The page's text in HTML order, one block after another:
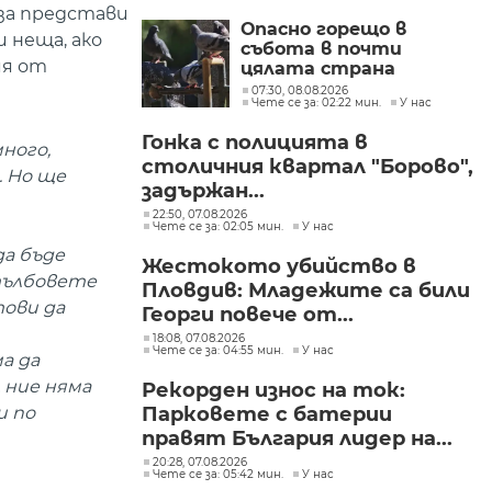
представи
неща, ако
от
Но ще
бъде
да
да
няма
по
Опасно горещо в
събота в почти
цялата страна
07:30, 08.08.2026
Чете се за: 02:22 мин.
У нас
Гонка с полицията в
столичния квартал "Борово",
задържан...
22:50, 07.08.2026
Чете се за: 02:05 мин.
У нас
Жестокото убийство в
Пловдив: Младежите са били
Георги повече от...
18:08, 07.08.2026
Чете се за: 04:55 мин.
У нас
Рекорден износ на ток:
Парковете с батерии
правят България лидер на...
20:28, 07.08.2026
Чете се за: 05:42 мин.
У нас